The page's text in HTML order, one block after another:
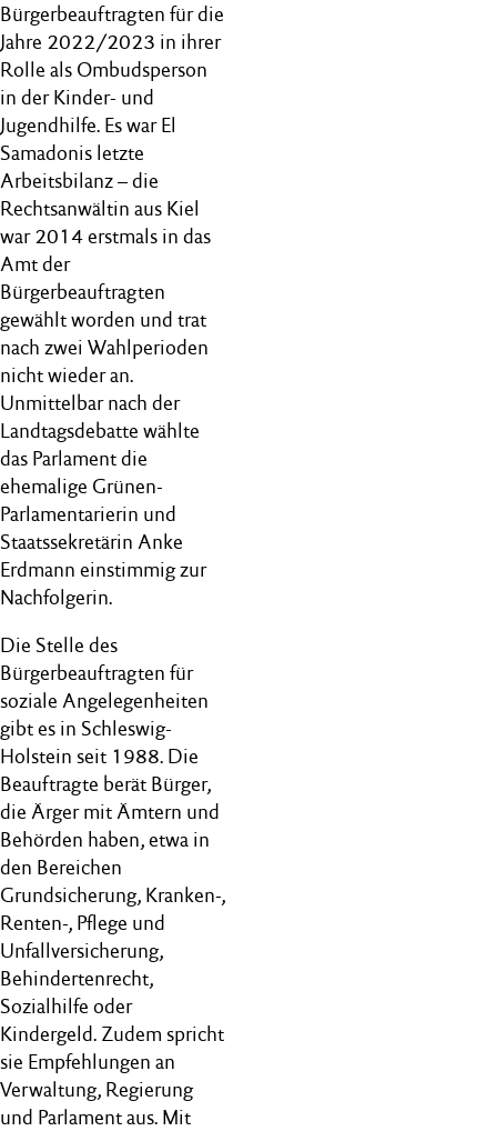
Bürgerbeauftragten für die
Jahre 2022/2023 in ihrer
Rolle als Ombudsperson
in der Kinder- und
Jugendhilfe. Es war El
Samadonis letzte
Arbeitsbilanz – die
Rechtsanwältin aus Kiel
war 2014 erstmals in das
Amt der
Bürgerbeauftragten
gewählt worden und trat
nach zwei Wahlperioden
nicht wieder an.
Unmittelbar nach der
Landtagsdebatte wählte
das Parlament die
ehemalige Grünen-
Parlamentarierin und
Staatssekretärin Anke
Erdmann einstimmig zur
Nachfolgerin.
Die Stelle des
Bürgerbeauftragten für
soziale Angelegenheiten
gibt es in Schleswig-
Holstein seit 1988. Die
Beauftragte berät Bürger,
die Ärger mit Ämtern und
Behörden haben, etwa in
den Bereichen
Grundsicherung, Kranken-,
Renten-, Pflege und
Unfallversicherung,
Behindertenrecht,
Sozialhilfe oder
Kindergeld. Zudem spricht
sie Empfehlungen an
Verwaltung, Regierung
und Parlament aus. Mit